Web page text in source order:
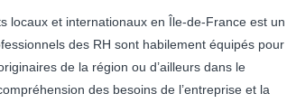
locaux et internationaux en Île-de-France est un
des RH sont habilement équipés pour
de la région ou d’ailleurs dans le
des besoins de l’entreprise et la